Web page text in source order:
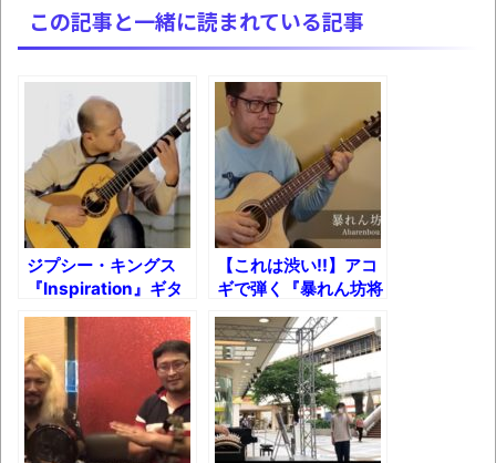
グループ会社の嫁子 [ほのぼの]
葉月つばさちゃん、昔から見てるんだけど
かなりお姉さんになったね
壊れたエアコンと歌えないボク
バージョンアップ情報更新 AOMEI
Backupper Standard 8.3.0 などバージョンア
ップ
高嶋ちさ子、ダウン症の姉が暴行事件！事
件の一部始終と衝撃の結末
【呆然】北海道旅行ワイ「ウニイクラ丼特
盛で食うぞ！！！うおおおおおおお
お！！！！！」→結
果･････････････････････････････
この記事と一緒に読まれている記事
ジプシー・キングス
『Inspiration』ギタ
ーカヴァー
【これは渋い!!】アコ
ギで弾く『暴れん坊将
軍』のテーマｗ